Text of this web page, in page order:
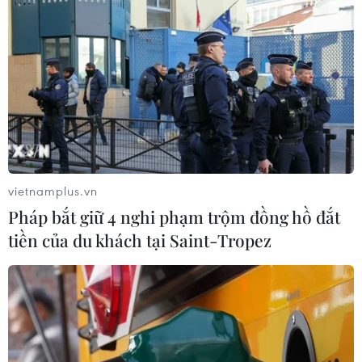
HLV Kim Sang-sik: 'Tôi mong Đình
Bắc vươn xa hơn tầm Đông Nam Á'
07/08/2026 16:54
ASEAN Cup 2026: Tuyển Việt Nam
thẳng tiến vào bán kết với thành tích
nhất bảng
07/08/2026 15:58
Đình Bắc rực sáng với cú
đúp, tuyển Việt Nam vào bán kết
ASEAN Cup với ngôi đầu bảng
07/08/2026 15:49
vietnamplus.vn
Pháp bắt giữ 4 nghi phạm trộm đồng hồ đắt
tiền của du khách tại Saint-Tropez